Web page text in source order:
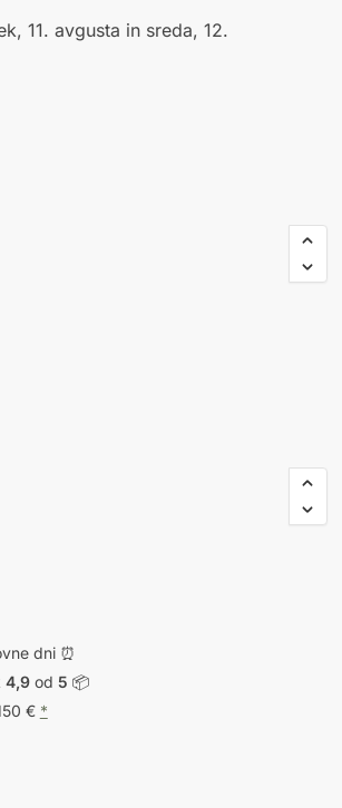
11. avgusta in sreda, 12.
dni ⏰
4,9od 5 📦
€ *